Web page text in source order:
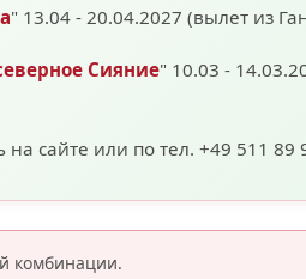
" 13.04 - 20.04.2027 (вылет из
Сияние" 10.03 -
сайте или по тел. +49 511 89
комбинации.